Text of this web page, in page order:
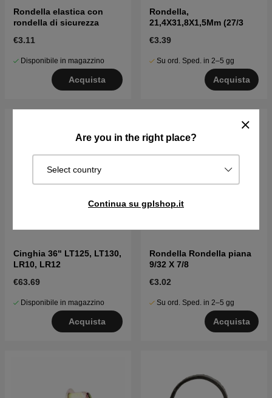
Are you in the right place?
Select country
Continua su gplshop.it
Rondella elastica con
rondella di sicurezza
€3.11
Disponibile in magazzino
Acquista
Rondella,
21,4X31,8X1,5Mm (27/3
€3.39
Su ord. Sped. in 2–5 gg
Acquista
Cinghia 36" LT125, LT130,
LR10, LR12
€63.69
Disponibile in magazzino
Acquista
Rondella Rondella piana
9/32 X 7/8
€3.02
Su ord. Sped. in 2–5 gg
Acquista